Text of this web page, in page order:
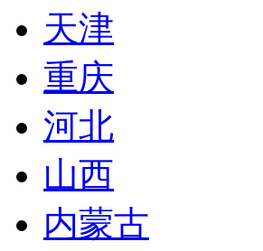
天津
重庆
河北
山西
内蒙古